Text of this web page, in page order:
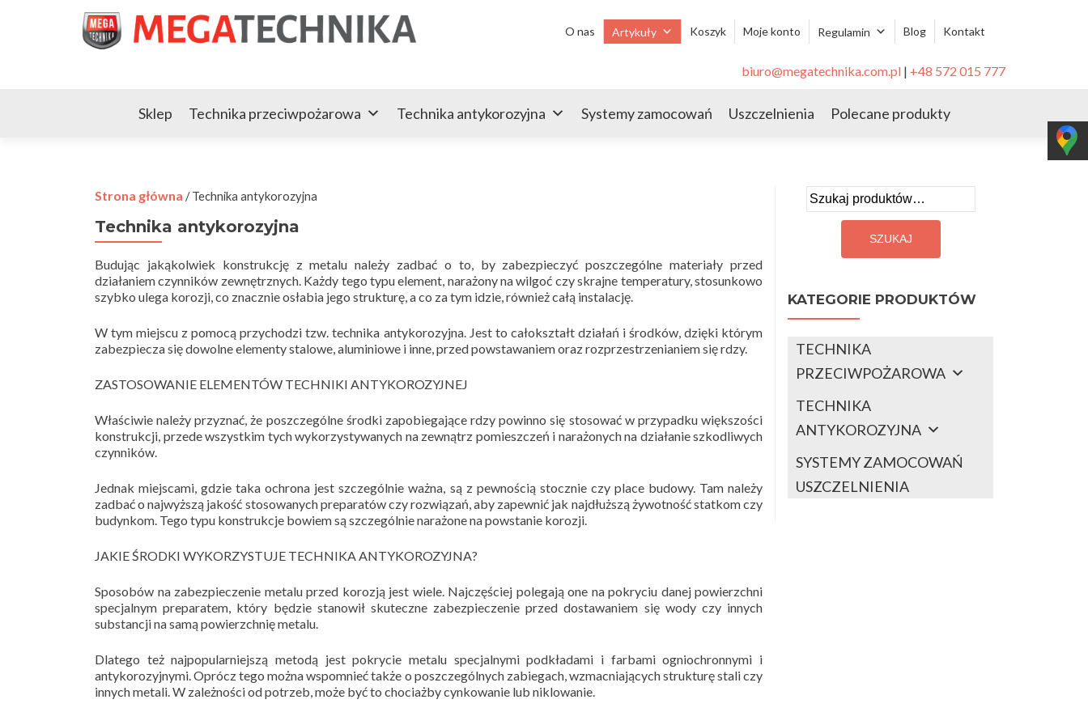
do
O nas Artykuły Koszyk Moje konto Regulamin Blog Kontakt
biuro@megatechnika.com.pl | +48 572 015 777
Sklep Technika przeciwpożarowa Technika antykorozyjna Systemy zamocowań Uszczelnienia Polecane produkty
Strona główna / Technika antykorozyjna
Technika antykorozyjna
Budując jakąkolwiek konstrukcję z metalu należy zadbać o to, by zabezpieczyć poszczególne materiały przed
działaniem czynników zewnętrznych. Każdy tego typu element, narażony na wilgoć czy skrajne temperatury, stosunkowo
szybko ulega korozji, co znacznie osłabia jego strukturę, a co za tym idzie, również całą instalację.
W tym miejscu z pomocą przychodzi tzw. technika antykorozyjna. Jest to całokształt działań i środków, dzięki którym
zabezpiecza się dowolne elementy stalowe, aluminiowe i inne, przed powstawaniem oraz rozprzestrzenianiem się rdzy.
ZASTOSOWANIE ELEMENTÓW TECHNIKI ANTYKOROZYJNEJ
Właściwie należy przyznać, że poszczególne środki zapobiegające rdzy powinno się stosować w przypadku większości
konstrukcji, przede wszystkim tych wykorzystywanych na zewnątrz pomieszczeń i narażonych na działanie szkodliwych
czynników.
Jednak miejscami, gdzie taka ochrona jest szczególnie ważna, są z pewnością stocznie czy place budowy. Tam należy
zadbać o najwyższą jakość stosowanych preparatów czy rozwiązań, aby zapewnić jak najdłuższą żywotność statkom czy
budynkom. Tego typu konstrukcje bowiem są szczególnie narażone na powstanie korozji.
JAKIE ŚRODKI WYKORZYSTUJE TECHNIKA ANTYKOROZYJNA?
Sposobów na zabezpieczenie metalu przed korozją jest wiele. Najczęściej polegają one na pokryciu danej powierzchni
specjalnym preparatem, który będzie stanowił skuteczne zabezpieczenie przed dostawaniem się wody czy innych
substancji na samą powierzchnię metalu.
Dlatego też najpopularniejszą metodą jest pokrycie metalu specjalnymi podkładami i farbami ogniochronnymi i
antykorozyjnymi. Oprócz tego można wspomnieć także o poszczególnych zabiegach, wzmacniających strukturę stali czy
innych metali. W zależności od potrzeb, może być to chociażby cynkowanie lub niklowanie.
Szukaj:
KATEGORIE PRODUKTÓW
TECHNIKA
PRZECIWPOŻAROWA
TECHNIKA
ANTYKOROZYJNA
SYSTEMY ZAMOCOWAŃ
USZCZELNIENIA